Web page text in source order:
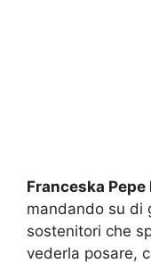
Franceska
mandando su di
sostenitori che
vederla posare,